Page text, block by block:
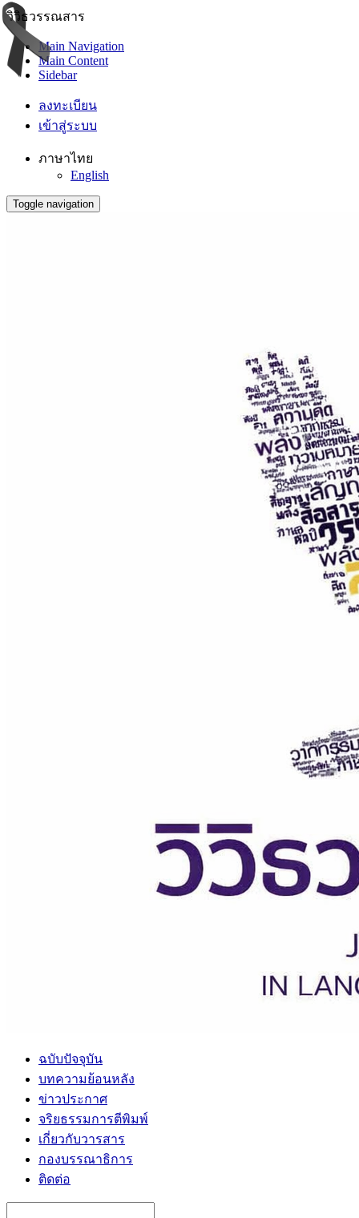
วิวิธวรรณสาร
Main Navigation
Main Content
Sidebar
ลงทะเบียน
เข้าสู่ระบบ
ภาษาไทย
English
Toggle navigation
ฉบับปัจจุบัน
บทความย้อนหลัง
ข่าวประกาศ
จริยธรรมการตีพิมพ์
เกี่ยวกับวารสาร
กองบรรณาธิการ
ติดต่อ